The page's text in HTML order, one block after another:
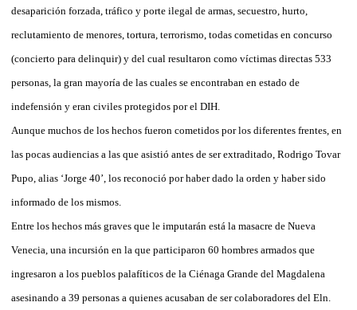
desaparición forzada, tráfico y porte ilegal de armas, secuestro, hurto,
reclutamiento de menores, tortura, terrorismo, todas cometidas en concurso
(concierto para delinquir) y del cual resultaron como víctimas directas 533
personas, la gran mayoría de las cuales se encontraban en estado de
indefensión y eran civiles protegidos por el DIH.
Aunque muchos de los hechos fueron cometidos por los diferentes frentes, en
las pocas audiencias a las que asistió antes de ser extraditado, Rodrigo Tovar
Pupo, alias ‘Jorge 40’, los reconoció por haber dado la orden y haber sido
informado de los mismos.
Entre los hechos más graves que le imputarán está la masacre de Nueva
Venecia, una incursión en la que participaron 60 hombres armados que
ingresaron a los pueblos palafíticos de la Ciénaga Grande del Magdalena
asesinando a 39 personas a quienes acusaban de ser colaboradores del Eln.